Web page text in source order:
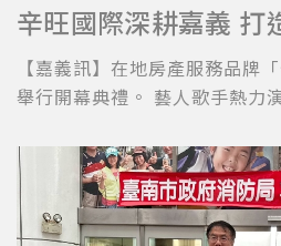
【嘉義訊】在地房產服務品牌
舉行開幕典禮。 藝人歌手熱力